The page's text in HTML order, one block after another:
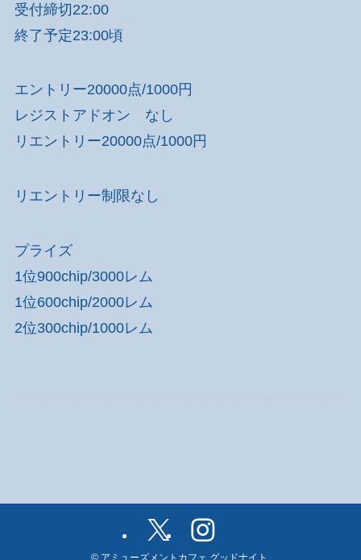
受付締切22:00
終了予定23:00頃
エントリー20000点/1000円
レジストアドオン なし
リエントリー20000点/1000円
リエントリー制限なし
プライズ
1位900chip/3000レム
1位600chip/2000レム
2位300chip/1000レム
© アミューズメントカフェ グッドナイト.